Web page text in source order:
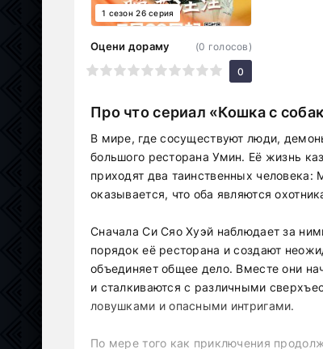
1 сезон 26 серия
Оцени дораму
7 8 9 10
(0 голосов)
0
Про что сериал «Кошка с
В мире, где сосуществуют люди,
большого ресторана Умин. Её жизнь
приходят два таинственных
оказывается, что оба являются
Сначала Си Сяо Хуэй наблюдает за
порядок её ресторана и создают
объединяет общее дело. Вместе они
и сталкиваются с различными
ловушками и опасными интригами.
По мере того как приключения